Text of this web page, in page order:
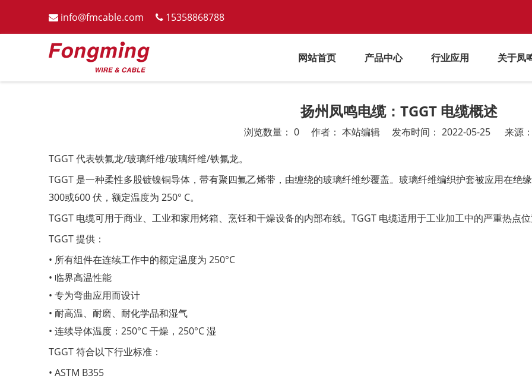
 info@fmcable.com  15358868788
网站首页 产品中心 行业应用 关于凤
扬州凤鸣电缆：TGGT 电缆概述
浏览数量： 0作者： 本站编辑 发布时间： 2022-05-25 来源：
["wechat","weibo","qzone","douban","email"]
TGGT 代表铁氟龙/玻璃纤维/玻璃纤维/铁氟龙。
TGGT 是一种柔性多股镀镍铜导体，带有聚四氟乙烯带，由缠绕的玻璃纤维纱覆盖。玻璃纤维编织护套被应用在绝
300或600 伏，额定温度为 250° C。
TGGT 电缆可用于商业、工业和家用烤箱、烹饪和干燥设备的内部布线。TGGT 电缆适用于工业加工中的严重热点位
TGGT 提供：
• 所有组件在连续工作中的额定温度为 250°C
• 临界高温性能
• 专为弯曲应用而设计
• 耐高温、耐磨、耐化学品和湿气
• 连续导体温度：250°C 干燥，250°C 湿
TGGT 符合以下行业标准：
• ASTM B355